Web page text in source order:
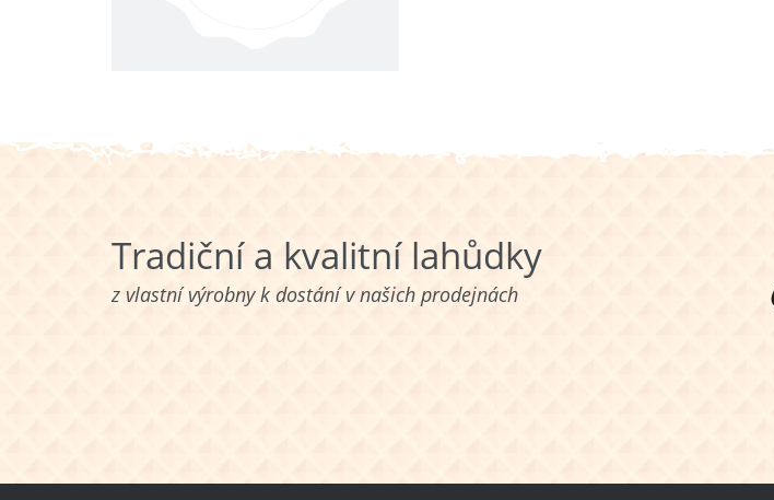
Tradiční a kvalitní lahůdky
z vlastní výrobny k dostání v našich prodejnách